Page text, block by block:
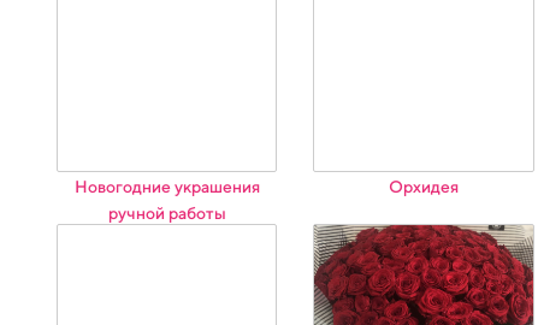
Новогодние украшения
ручной работы
Орхидея